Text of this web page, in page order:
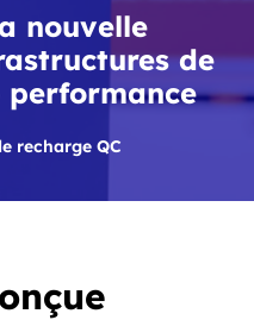
nouvelle
de
performance
recharge QC